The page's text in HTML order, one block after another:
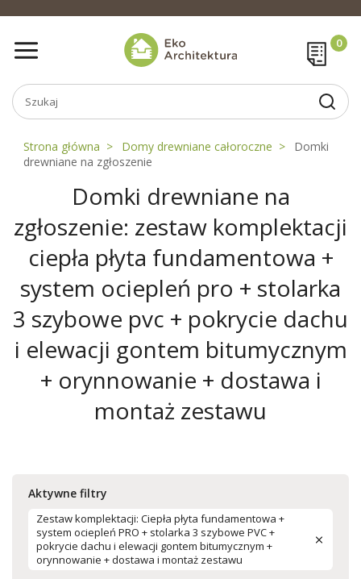
Strona główna Domy drewniane całoroczne
Domki
drewniane na zgłoszenie
Domki drewniane na
zgłoszenie: zestaw komplektacji
ciepła płyta fundamentowa +
system ociepleń pro + stolarka
3 szybowe pvc + pokrycie dachu
i elewacji gontem bitumycznym
+ orynnowanie + dostawa i
montaż zestawu
Aktywne filtry
Zestaw komplektacji: Ciepła płyta fundamentowa +
system ociepleń PRO + stolarka 3 szybowe PVC +
pokrycie dachu i elewacji gontem bitumycznym +
orynnowanie + dostawa i montaż zestawu